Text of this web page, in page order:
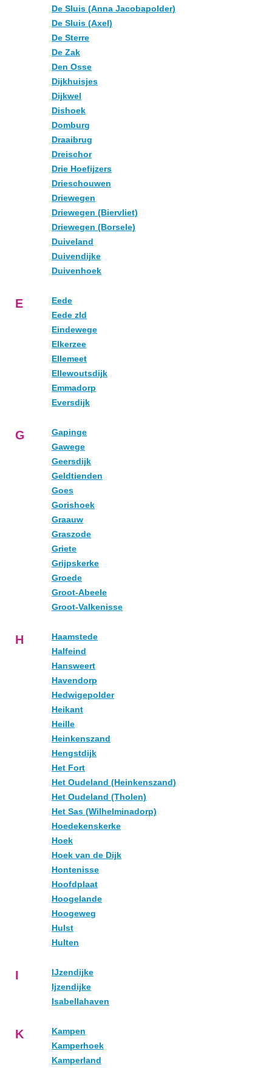
De Sluis (Anna Jacobapolder)
De Sluis (Axel)
De Sterre
De Zak
Den Osse
Dijkhuisjes
Dijkwel
Dishoek
Domburg
Draaibrug
Dreischor
Drie Hoefijzers
Drieschouwen
Driewegen
Driewegen (Biervliet)
Driewegen (Borsele)
Duiveland
Duivendijke
Duivenhoek
E
Eede
Eede zld
Eindewege
Elkerzee
Ellemeet
Ellewoutsdijk
Emmadorp
Eversdijk
G
Gapinge
Gawege
Geersdijk
Geldtienden
Goes
Gorishoek
Graauw
Graszode
Griete
Grijpskerke
Groede
Groot-Abeele
Groot-Valkenisse
H
Haamstede
Halfeind
Hansweert
Havendorp
Hedwigepolder
Heikant
Heille
Heinkenszand
Hengstdijk
Het Fort
Het Oudeland (Heinkenszand)
Het Oudeland (Tholen)
Het Sas (Wilhelminadorp)
Hoedekenskerke
Hoek
Hoek van de Dijk
Hontenisse
Hoofdplaat
Hoogelande
Hoogeweg
Hulst
Hulten
I
IJzendijke
Ijzendijke
Isabellahaven
K
Kampen
Kamperhoek
Kamperland